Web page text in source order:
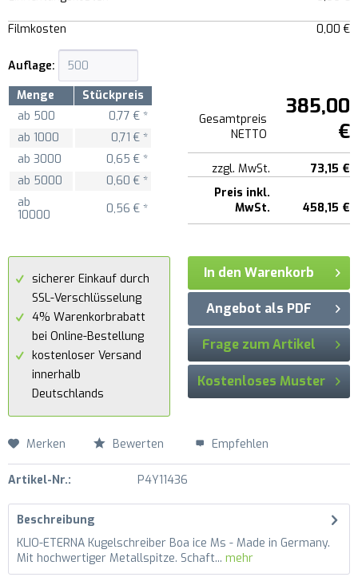
Filmkosten 0,00 €
Auflage:
Menge
Stückpreis
ab 500
0,77 € *
ab 1000
0,71 € *
ab 3000
0,65 € *
ab 5000
0,60 € *
ab
10000
0,56 € *
Gesamtpreis
NETTO
385,00
€
zzgl. MwSt.
73,15 €
Preis inkl.
MwSt.
458,15 €
sicherer Einkauf durch
SSL-Verschlüsselung
4% Warenkorbrabatt
bei Online-Bestellung
kostenloser Versand
innerhalb
Deutschlands
In den Warenkorb
Angebot als PDF
Frage zum Artikel
Kostenloses Muster
Merken Bewerten Empfehlen
Artikel-Nr.: P4Y11436
Beschreibung
KLIO-ETERNA Kugelschreiber Boa ice Ms - Made in Germany.
Mit hochwertiger Metallspitze. Schaft... mehr